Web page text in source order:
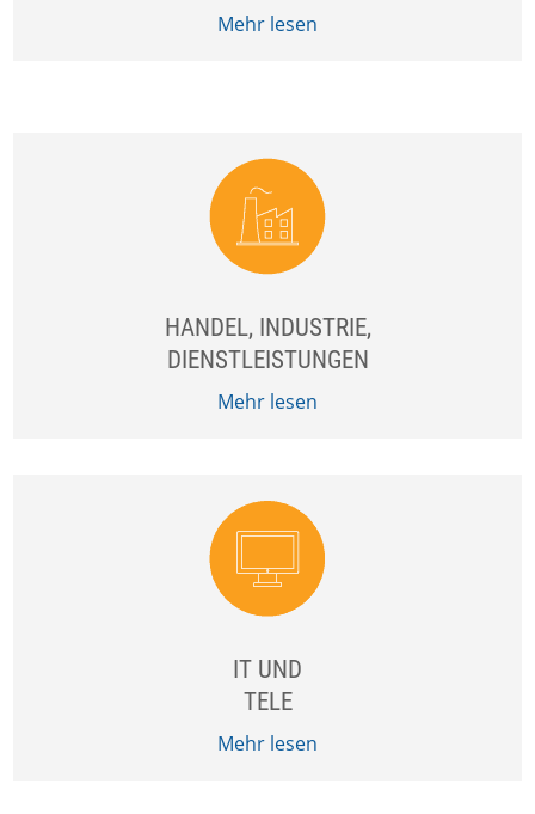
Mehr lesen
HANDEL, INDUSTRIE,
DIENSTLEISTUNGEN
Mehr lesen
IT UND
TELE
Mehr lesen